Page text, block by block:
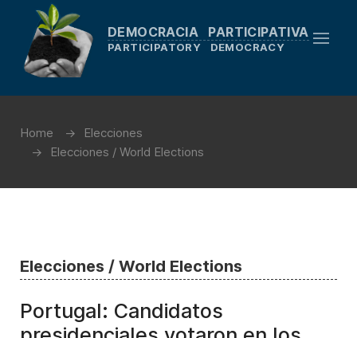
DEMOCRACIA PARTICIPATIVA
PARTICIPATORY DEMOCRACY
Home
Elecciones
Elecciones / World Elections
Elecciones / World Elections
Portugal: Candidatos